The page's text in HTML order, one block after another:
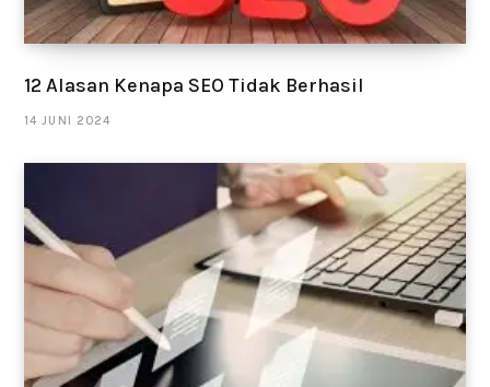
12 Alasan Kenapa SEO Tidak Berhasil
14 JUNI 2024